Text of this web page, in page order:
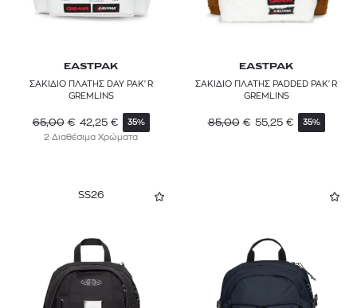
EASTPAK
ΣΑΚΙΔΙΟ ΠΛΑΤΗΣ DAY PAK'R
GREMLINS
65,00 € 42,25 € 35%
2 Διαθέσιμα Χρώματα
EASTPAK
ΣΑΚΙΔΙΟ ΠΛΑΤΗΣ PADDED PAK'R
GREMLINS
85,00 € 55,25 € 35%
SS26